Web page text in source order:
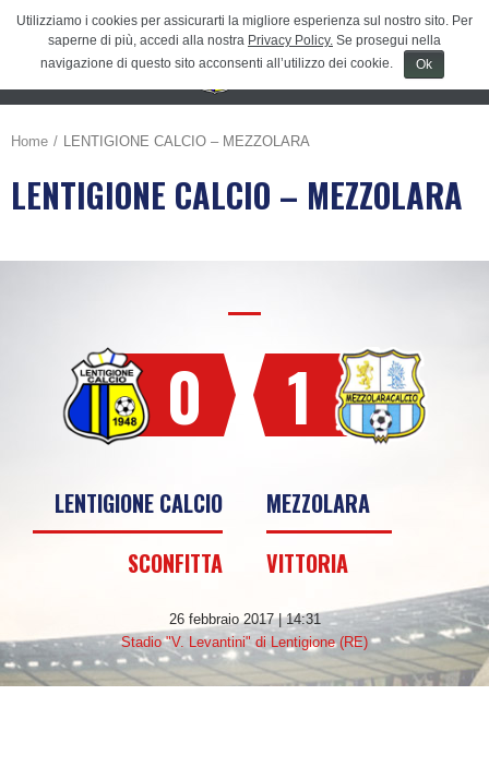
Menu
Home LENTIGIONE CALCIO – MEZZOLARA
LENTIGIONE CALCIO – MEZZOLARA
0
LENTIGIONE CALCIO
SCONFITTA
1
MEZZOLARA
VITTORIA
26 febbraio 2017 | 14:31
Stadio "V. Levantini" di Lentigione (RE)
Utilizziamo i cookies per assicurarti la migliore esperienza sul nostro sito. Per
saperne di più, accedi alla nostra Privacy Policy. Se prosegui nella
navigazione di questo sito acconsenti all’utilizzo dei cookie.
Ok